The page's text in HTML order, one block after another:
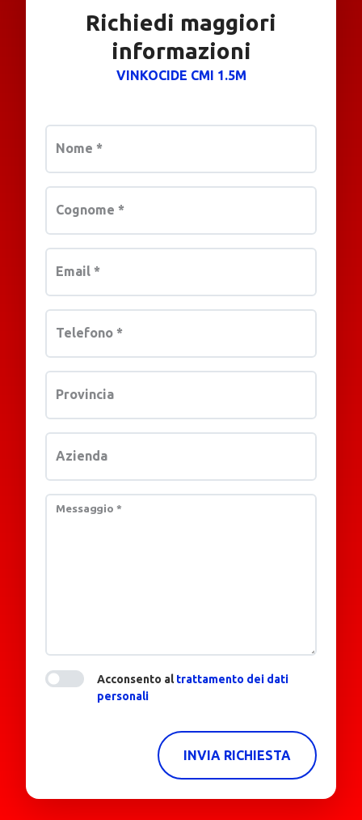
Richiedi maggiori
informazioni
VINKOCIDE CMI 1.5M
Nome *
Cognome *
Email *
Telefono *
Provincia
Azienda
Messaggio *
Acconsento altrattamento dei dati
personali
INVIA RICHIESTA